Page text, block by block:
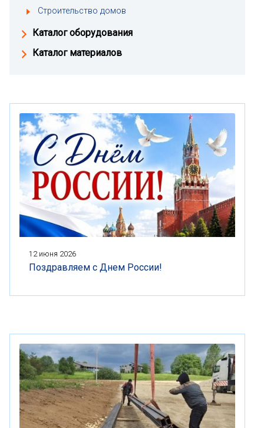
Строительство домов
Каталог оборудования
Каталог материалов
12 июня 2026
Поздравляем с Днем России!